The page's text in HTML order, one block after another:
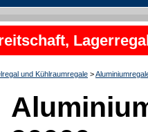
nicht
und Kühlraumregale >